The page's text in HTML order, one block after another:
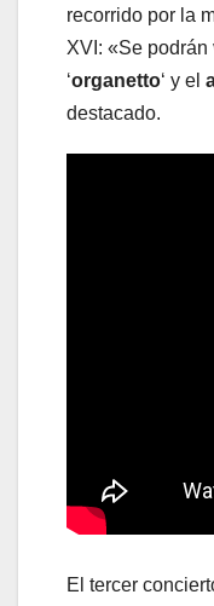
recorrido por la
XVI: «Se podrán
‘organetto‘ y el
destacado.
El tercer